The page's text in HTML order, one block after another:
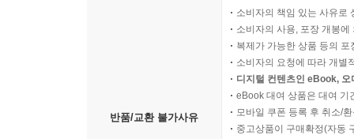
반품/교환 불가사유
소비자의 책임 있는 사유로
소비자의 사용, 포장 개봉
복제가 가능한 상품 등의
소비자의 요청에 따라 개별
디지털 컨텐츠인 eBook,
eBook 대여 상품은 대여 기
모바일 쿠폰 등록 후 취소/
중고상품이 구매확정(자동